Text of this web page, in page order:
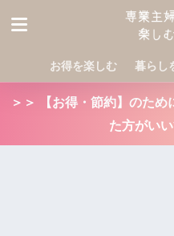
お得を楽しむ 暮らし
＞＞ 【お得・節約】のた
た方がい